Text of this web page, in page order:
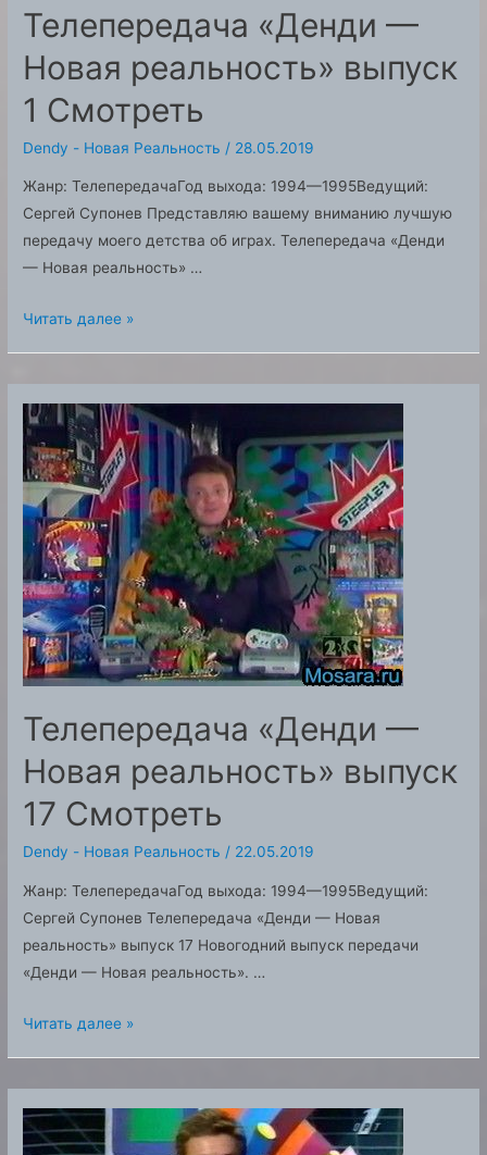
Телепередача «Денди —
Новая реальность» выпуск
1 Смотреть
Dendy - Новая Реальность / 28.05.2019
Жанр: ТелепередачаГод выхода: 1994—1995Ведущий:
Сергей Супонев Представляю вашему вниманию лучшую
передачу моего детства об играх. Телепередача «Денди
— Новая реальность» …
Телепередача
реальность»
выпуск
1
Смотреть
Читать далее »
Телепередача «Денди —
Новая реальность» выпуск
17 Смотреть
Dendy - Новая Реальность / 22.05.2019
Жанр: ТелепередачаГод выхода: 1994—1995Ведущий:
Сергей Супонев Телепередача «Денди — Новая
реальность» выпуск 17 Новогодний выпуск передачи
«Денди — Новая реальность». …
Телепередача
реальность»
Читать далее »